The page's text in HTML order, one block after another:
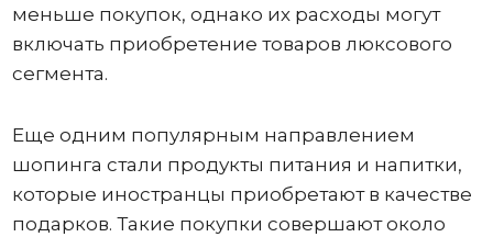
меньше покупок, однако их расходы могут
включать приобретение товаров люксового
сегмента.
Еще одним популярным направлением
шопинга стали продукты питания и напитки,
которые иностранцы приобретают в качестве
подарков. Такие покупки совершают около